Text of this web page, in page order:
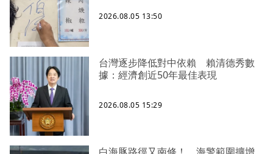
2026.08.05 13:50
台灣逐步降低對中依賴 賴清德秀數
據：經濟創近50年最佳表現
2026.08.05 15:29
白海豚路徑又南修！ 海警範圍擴增